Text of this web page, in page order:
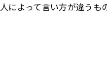
によって言い方が違う